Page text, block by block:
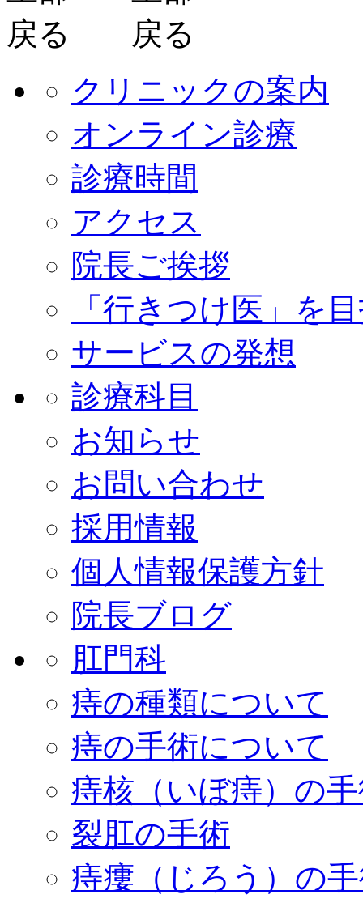
クリニックの案内
オンライン診療
診療時間
アクセス
院長ご挨拶
「行きつけ医」を
サービスの発想
診療科目
お知らせ
お問い合わせ
採用情報
個人情報保護方針
院長ブログ
肛門科
痔の種類について
痔の手術について
痔核（いぼ痔）の
裂肛の手術
痔瘻（じろう）の